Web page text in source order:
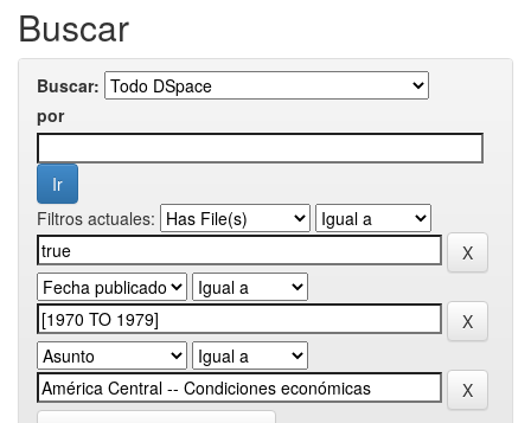
Buscar
Buscar:
por
Filtros actuales: